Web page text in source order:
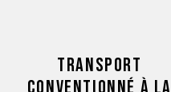
Transport
conventionné à La